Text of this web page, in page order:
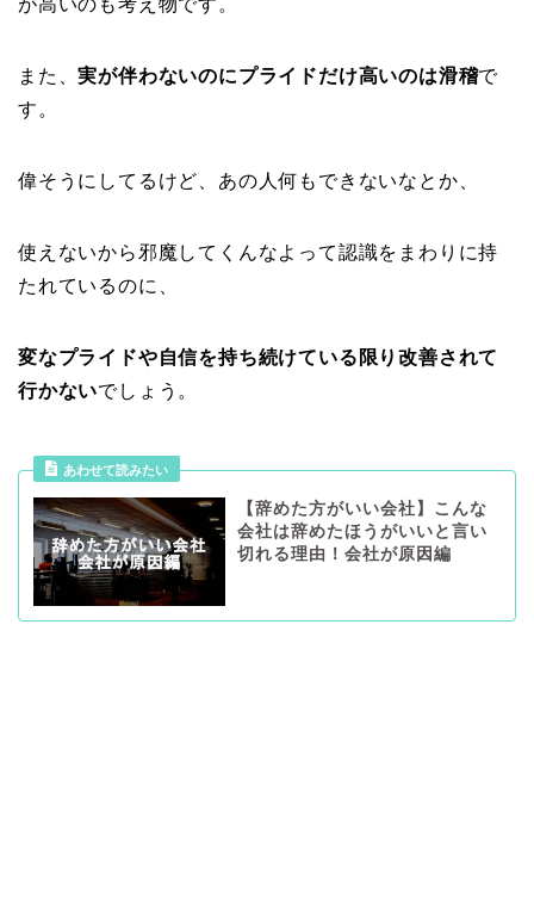
が高いのも考え物です。
また、実が伴わないのにプライドだけ高いのは滑稽で
す。
偉そうにしてるけど、あの人何もできないなとか、
使えないから邪魔してくんなよって認識をまわりに持
たれているのに、
変なプライドや自信を持ち続けている限り改善されて
行かないでしょう。
あわせて読みたい
【辞めた方がいい会社】こんな
会社は辞めたほうがいいと言い
切れる理由！会社が原因編